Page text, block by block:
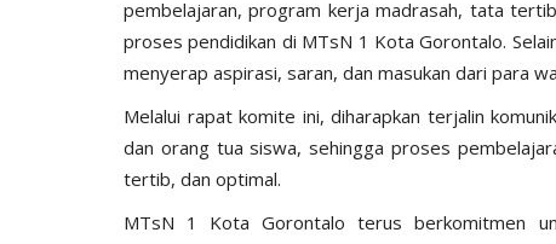
pembelajaran, program kerja madrasah, tata
proses pendidikan di MTsN 1 Kota Gorontalo.
menyerap aspirasi, saran, dan masukan dari para
Melalui rapat komite ini, diharapkan terjalin
dan orang tua siswa, sehingga proses
tertib, dan optimal.
MTsN 1 Kota Gorontalo terus berkomitmen